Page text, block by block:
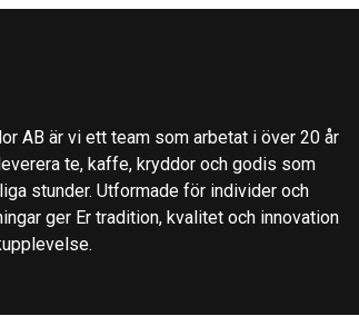
AB är vi ett team som arbetat i över 20 år
te, kaffe, kryddor och godis som
stunder. Utformade för individer och
ger Er tradition, kvalitet och innovation